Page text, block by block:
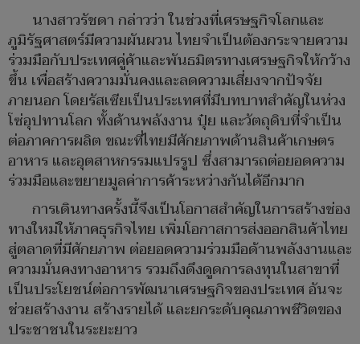
นางสาวรัชดา กล่าวว่า ในช่วงที่เศรษฐกิจโลกและ
ภูมิรัฐศาสตร์มีความผันผวน ไทยจำเป็นต้องกระจายความ
ร่วมมือกับประเทศคู่ค้าและพันธมิตรทางเศรษฐกิจให้กว้าง
ขึ้น เพื่อสร้างความมั่นคงและลดความเสี่ยงจากปัจจัย
ภายนอก โดยรัสเซียเป็นประเทศที่มีบทบาทสำคัญในห่วง
โซ่อุปทานโลก ทั้งด้านพลังงาน ปุ๋ย และวัตถุดิบที่จำเป็น
ต่อภาคการผลิต ขณะที่ไทยมีศักยภาพด้านสินค้าเกษตร
อาหาร และอุตสาหกรรมแปรรูป ซึ่งสามารถต่อยอดความ
ร่วมมือและขยายมูลค่าการค้าระหว่างกันได้อีกมาก
การเดินทางครั้งนี้จึงเป็นโอกาสสำคัญในการสร้างช่อง
ทางใหม่ให้ภาคธุรกิจไทย เพิ่มโอกาสการส่งออกสินค้าไทย
สู่ตลาดที่มีศักยภาพ ต่อยอดความร่วมมือด้านพลังงานและ
ความมั่นคงทางอาหาร รวมถึงดึงดูดการลงทุนในสาขาที่
เป็นประโยชน์ต่อการพัฒนาเศรษฐกิจของประเทศ อันจะ
ช่วยสร้างงาน สร้างรายได้ และยกระดับคุณภาพชีวิตของ
ประชาชนในระยะยาว